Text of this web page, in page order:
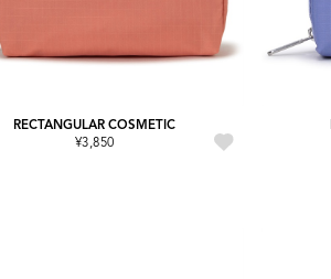
RECTANGULAR COSMETIC
¥3,850